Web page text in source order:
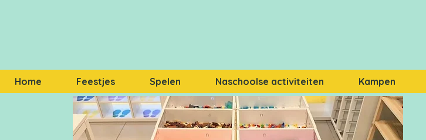
Home Feestjes Spelen Naschoolse activiteiten Kampen